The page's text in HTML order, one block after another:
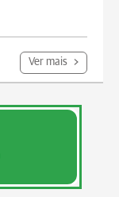
Ver mais